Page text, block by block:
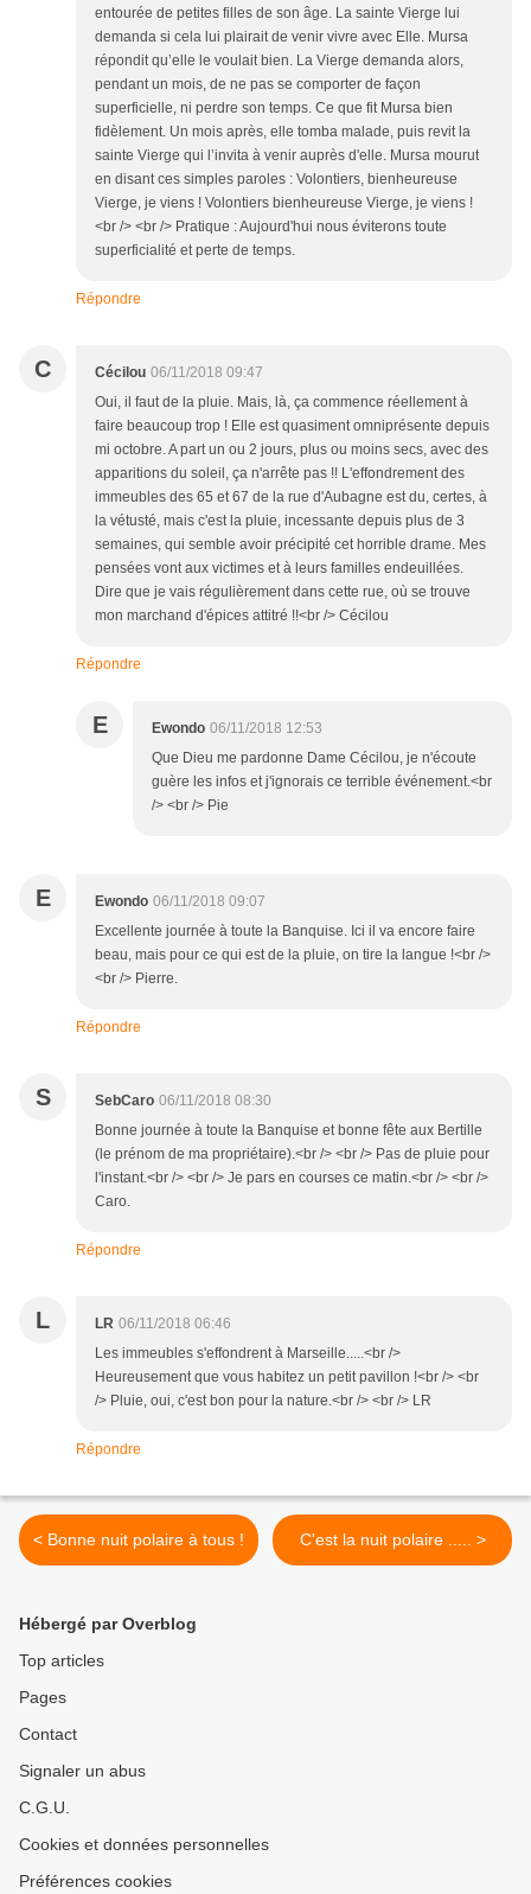
entourée de petites filles de son âge. La sainte Vierge lui
demanda si cela lui plairait de venir vivre avec Elle. Mursa
répondit qu’elle le voulait bien. La Vierge demanda alors,
pendant un mois, de ne pas se comporter de façon
superficielle, ni perdre son temps. Ce que fit Mursa bien
fidèlement. Un mois après, elle tomba malade, puis revit la
sainte Vierge qui l’invita à venir auprès d'elle. Mursa mourut
en disant ces simples paroles : Volontiers, bienheureuse
Vierge, je viens ! Volontiers bienheureuse Vierge, je viens !
<br /> <br /> Pratique : Aujourd'hui nous éviterons toute
superficialité et perte de temps.
Répondre
C Cécilou 06/11/2018 09:47
Oui, il faut de la pluie. Mais, là, ça commence réellement à
faire beaucoup trop ! Elle est quasiment omniprésente depuis
mi octobre. A part un ou 2 jours, plus ou moins secs, avec des
apparitions du soleil, ça n'arrête pas !! L'effondrement des
immeubles des 65 et 67 de la rue d'Aubagne est du, certes, à
la vétusté, mais c'est la pluie, incessante depuis plus de 3
semaines, qui semble avoir précipité cet horrible drame. Mes
pensées vont aux victimes et à leurs familles endeuillées.
Dire que je vais régulièrement dans cette rue, où se trouve
mon marchand d'épices attitré !!<br /> Cécilou
Répondre
E Ewondo 06/11/2018 12:53
Que Dieu me pardonne Dame Cécilou, je n'écoute
guère les infos et j'ignorais ce terrible événement.<br
/> <br /> Pie
E Ewondo 06/11/2018 09:07
Excellente journée à toute la Banquise. Ici il va encore faire
beau, mais pour ce qui est de la pluie, on tire la langue !<br />
<br /> Pierre.
Répondre
S SebCaro 06/11/2018 08:30
Bonne journée à toute la Banquise et bonne fête aux Bertille
(le prénom de ma propriétaire).<br /> <br /> Pas de pluie pour
l'instant.<br /> <br /> Je pars en courses ce matin.<br /> <br />
Caro.
Répondre
L LR 06/11/2018 06:46
Les immeubles s'effondrent à Marseille.....<br />
Heureusement que vous habitez un petit pavillon !<br /> <br
/> Pluie, oui, c'est bon pour la nature.<br /> <br /> LR
Répondre
< Bonne nuit polaire à tous ! C'est la nuit polaire ..... >
Hébergé par Overblog
Top articles
Pages
Contact
Signaler un abus
C.G.U.
Cookies et données personnelles
Préférences cookies